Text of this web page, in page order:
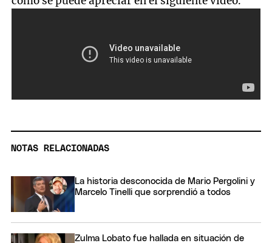
NOTAS RELACIONADAS
La historia desconocida de Mario Pergolini y
Marcelo Tinelli que sorprendió a todos
Zulma Lobato fue hallada en situación de